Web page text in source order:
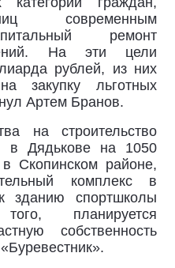
современным
ремонт
На эти цели
рублей, из них
закупку льготных
Артем Бранов.
на строительство
в Дядькове на 1050
Скопинском районе,
комплекс в
зданию спортшколы
планируется
собственность